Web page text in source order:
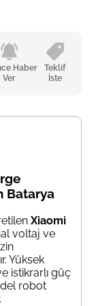
Haber
Ver
Teklif
İste
Batarya
Xiaomi
voltaj ve
Yüksek
istikrarlı güç
robot